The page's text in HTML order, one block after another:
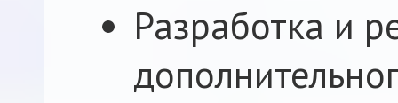
Разработка и